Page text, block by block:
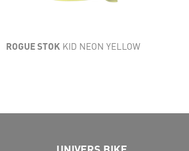
ROGUE STOKKID NEON YELLOW